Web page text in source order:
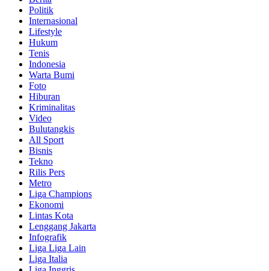
Politik
Internasional
Lifestyle
Hukum
Tenis
Indonesia
Warta Bumi
Foto
Hiburan
Kriminalitas
Video
Bulutangkis
All Sport
Bisnis
Tekno
Rilis Pers
Metro
Liga Champions
Ekonomi
Lintas Kota
Lenggang Jakarta
Infografik
Liga Liga Lain
Liga Italia